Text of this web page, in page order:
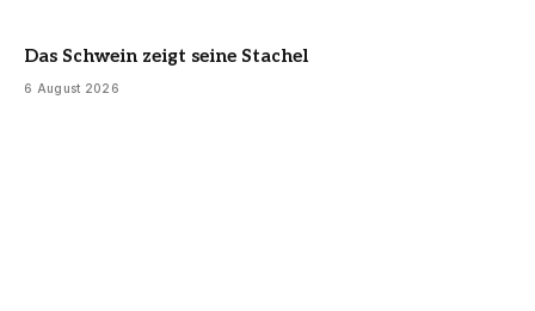
Das Schwein zeigt seine Stachel
6 August 2026